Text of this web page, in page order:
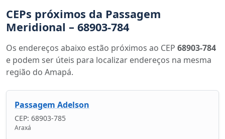
CEPs próximos da Passagem
Meridional – 68903-784
Os endereços abaixo estão próximos ao CEP 68903-784
e podem ser úteis para localizar endereços na mesma
região do Amapá.
Passagem Adelson
CEP: 68903-785
Araxá